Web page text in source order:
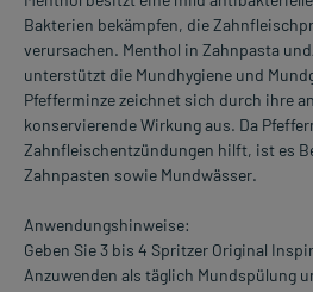
Bakterien bekämpfen, die
verursachen. Menthol in Zahnpasta
unterstützt die Mundhygiene und
Pfefferminze zeichnet sich durch ihre
konservierende Wirkung aus. Da
Zahnfleischentzündungen hilft, ist es
Zahnpasten sowie Mundwässer.
Anwendungshinweise:
Geben Sie 3 bis 4 Spritzer Original
Anzuwenden als täglich Mundspülung